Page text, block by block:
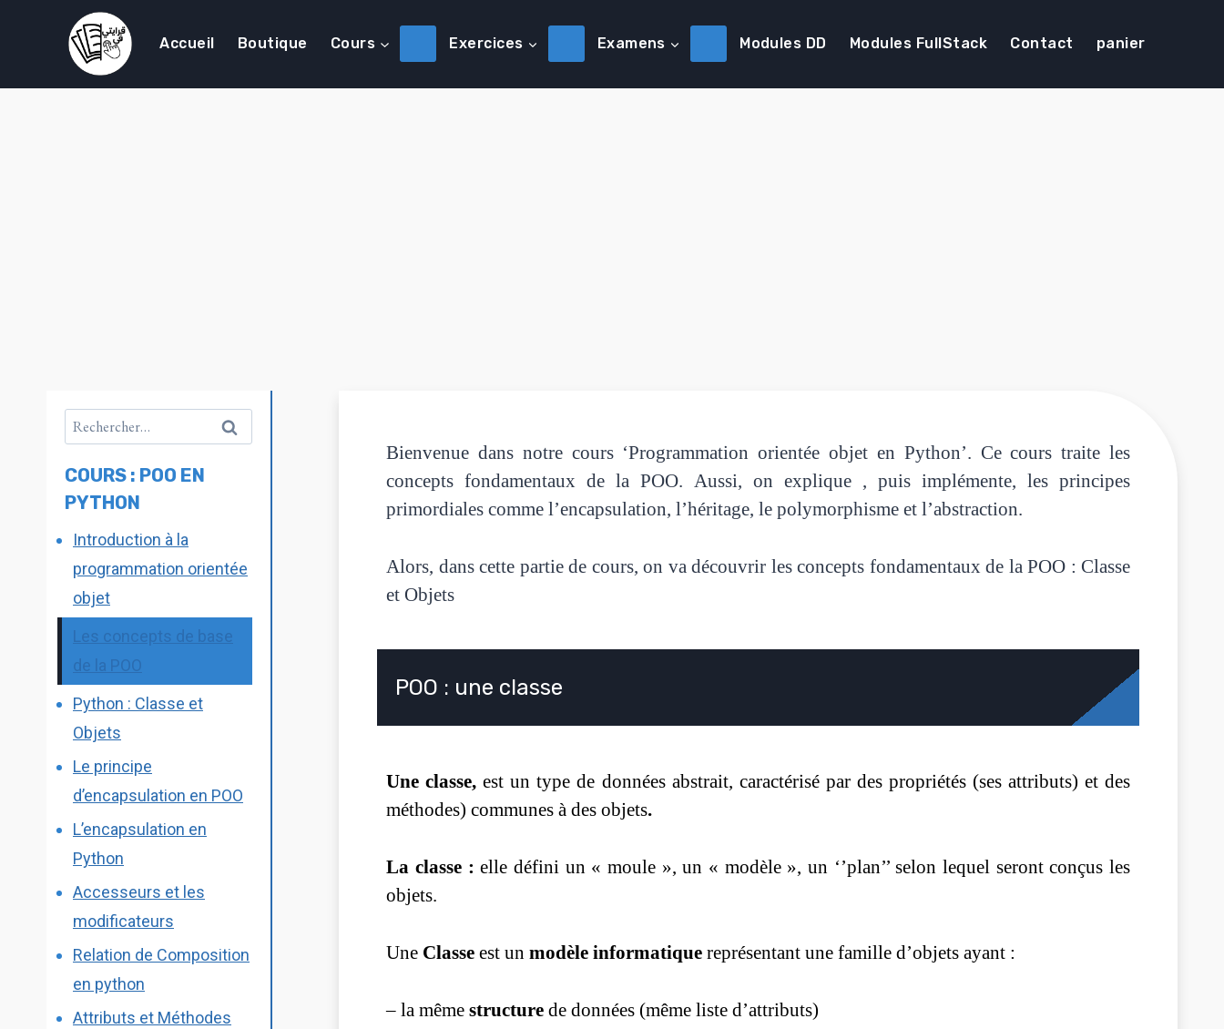
Accueil Boutique Cours Exercices Examens Modules DD Modules FullStack Contact panier
Bienvenue dans notre cours ‘Programmation orientée objet en Python’. Ce cours traite les
concepts fondamentaux de la POO. Aussi, on explique , puis implémente, les principes
primordiales comme l’encapsulation, l’héritage, le polymorphisme et l’abstraction.
Alors, dans cette partie de cours, on va découvrir les concepts fondamentaux de la POO : Classe
et Objets
POO : une classe
Une classe,est un type de données abstrait, caractérisé par des propriétés (ses attributs) et des
méthodes) communes à des objets.
La classe : elle défini un « moule », un « modèle », un ‘’plan’’ selon lequel seront conçus les
objets.
Une Classeest unmodèle informatiquereprésentant une famille d’objets ayant :
– la mêmestructurede données (même liste d’attributs)
COURS : POO EN
PYTHON
Introduction à la
programmation orientée
objet
Les concepts de base
de la POO
Python : Classe et
Objets
Le principe
d’encapsulation en POO
L’encapsulation en
Python
Accesseurs et les
modificateurs
Relation de Composition
en python
Attributs et Méthodes